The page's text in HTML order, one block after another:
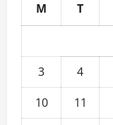
M T
3
4
10
11